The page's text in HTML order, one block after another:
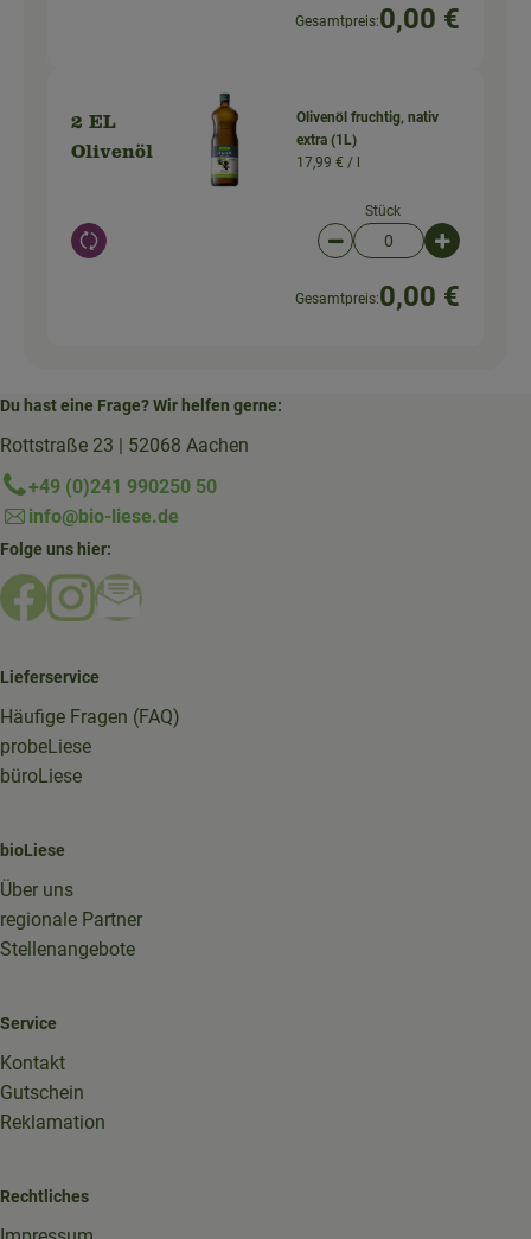
Gesamtpreis:0,00 €
2 EL
Olivenöl
Auswahl ändern
Olivenöl fruchtig, nativ
extra (1L)
17,99 € / l
Stück
Artikelanzahl
Gesamtpreis:0,00 €
Du hast eine Frage? Wir helfen gerne:
Rottstraße 23 | 52068 Aachen
+49 (0)241 990250 50
info@bio-liese.de
Folge uns hier:
Externer Link zu https://www.facebook.com/
Externer Link zu https://www.instagram.com/
Externer Link zu https://mailchi.mp/
Lieferservice
Häufige Fragen (FAQ)
probeLiese
büroLiese
bioLiese
Über uns
regionale Partner
Stellenangebote
Service
Kontakt
Gutschein
Reklamation
Rechtliches